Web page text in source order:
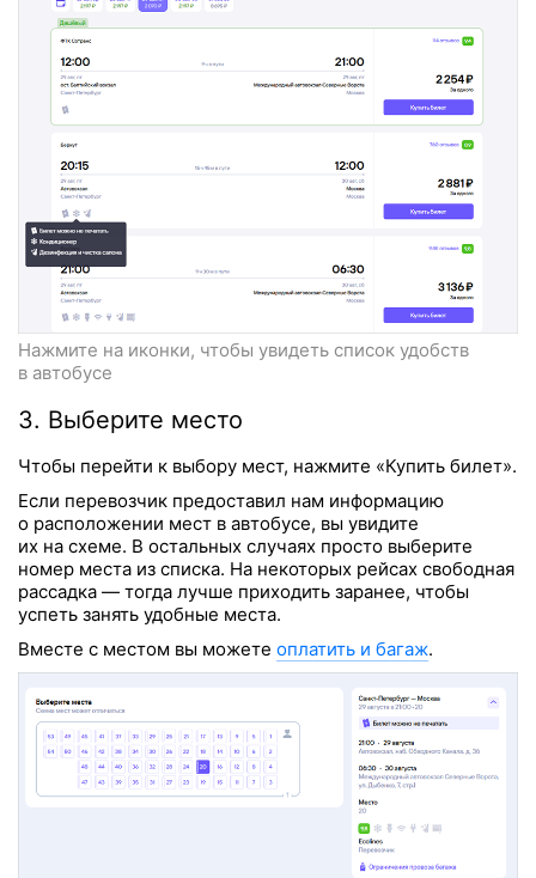
Нажмите на иконки, чтобы увидеть список удобств
в автобусе
3. Выберите место
Чтобы перейти к выбору мест, нажмите «Купить билет».
Если перевозчик предоставил нам информацию
о расположении мест в автобусе, вы увидите
их на схеме. В остальных случаях просто выберите
номер места из списка. На некоторых рейсах свободная
рассадка — тогда лучше приходить заранее, чтобы
успеть занять удобные места.
Вместе с местом вы можете оплатить и багаж.